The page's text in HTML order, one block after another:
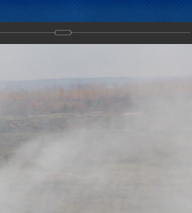
материально-технического